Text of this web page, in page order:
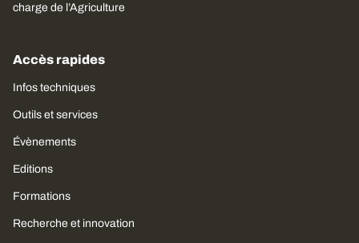
charge de l’Agriculture
Accès rapides
Infos techniques
Outils et services
Évènements
Editions
Formations
Recherche et innovation